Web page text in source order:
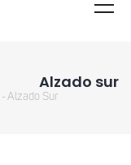
Alzado sur
- Alzado Sur